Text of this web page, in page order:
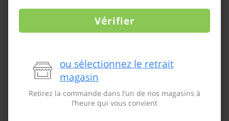
Vérifier
ou sélectionnez le retrait
magasin
Retirez la commande dans l’un de nos magasins à
l’heure qui vous convient